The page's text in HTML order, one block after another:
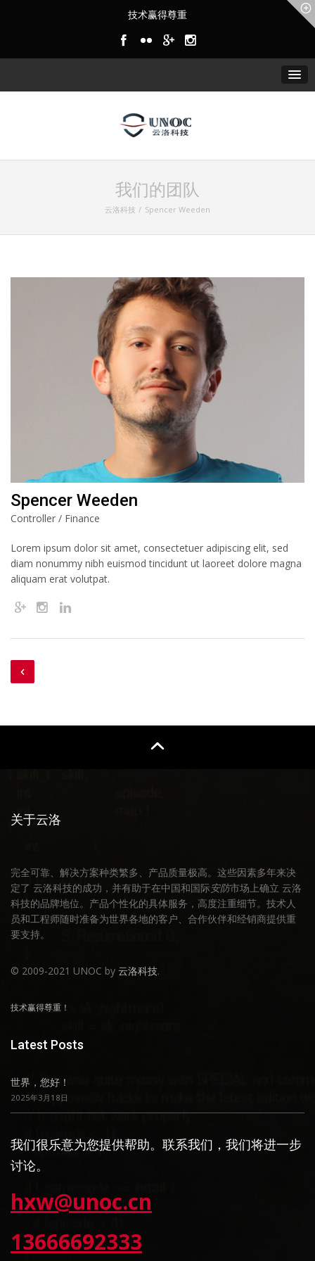
技术赢得尊重
我们的团队
云洛科技 Spencer Weeden
Spencer Weeden
Controller / Finance
Lorem ipsum dolor sit amet, consectetuer adipiscing elit, sed
diam nonummy nibh euismod tincidunt ut laoreet dolore magna
aliquam erat volutpat.
关于云洛
完全可靠、解决方案种类繁多、产品质量极高。这些因素多年来决
定了 云洛科技的成功，并有助于在中国和国际安防市场上确立 云洛
科技的品牌地位。产品个性化的具体服务，高度注重细节。技术人
员和工程师随时准备为世界各地的客户、合作伙伴和经销商提供重
要支持。
© 2009-2021 UNOC by 云洛科技.
技术赢得尊重！
Latest Posts
世界，您好！
2025年3月18日
我们很乐意为您提供帮助。联系我们，我们将进一步
讨论。
hxw@unoc.cn
13666692333